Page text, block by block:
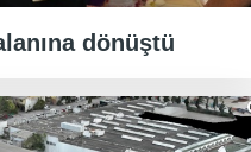
dönüştü